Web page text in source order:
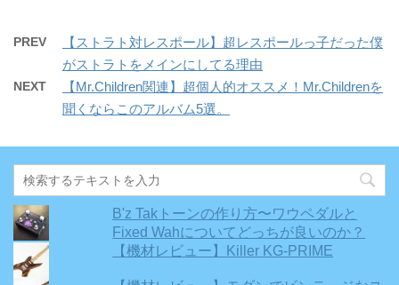
PREV
【ストラト対レスポール】超レスポールっ子だった僕
がストラトをメインにしてる理由
NEXT
【Mr.Children関連】超個人的オススメ！Mr.Childrenを
聞くならこのアルバム5選。
B'z Takトーンの作り方〜ワウペダルと
Fixed Wahについてどっちが良いのか？
【機材レビュー】Killer KG-PRIME